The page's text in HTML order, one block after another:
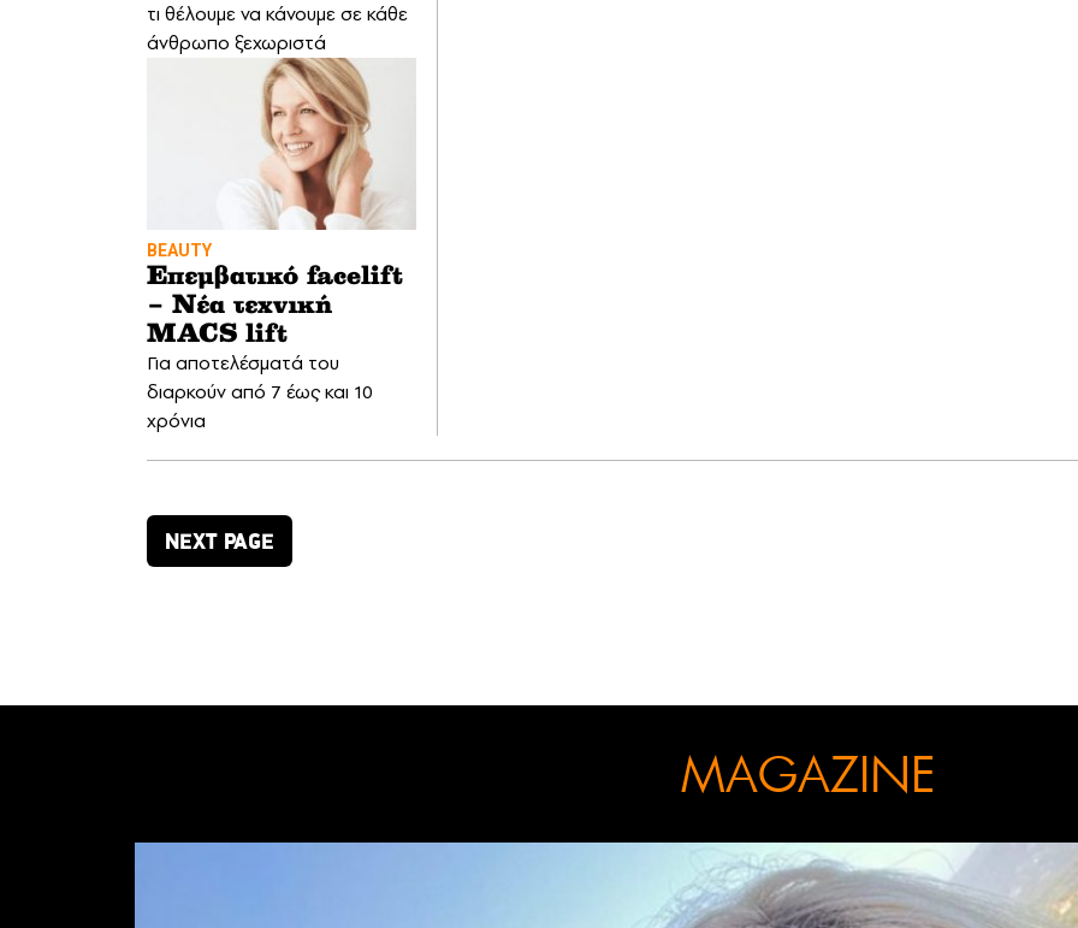
τι θέλουμε να κάνουμε σε κάθε
άνθρωπο ξεχωριστά
BEAUTY
Επεμβατικό facelift
– Νέα τεχνική
MACS lift
Για αποτελέσματά του
διαρκούν από 7 έως και 10
χρόνια
NEXT PAGE
MAGAZINE